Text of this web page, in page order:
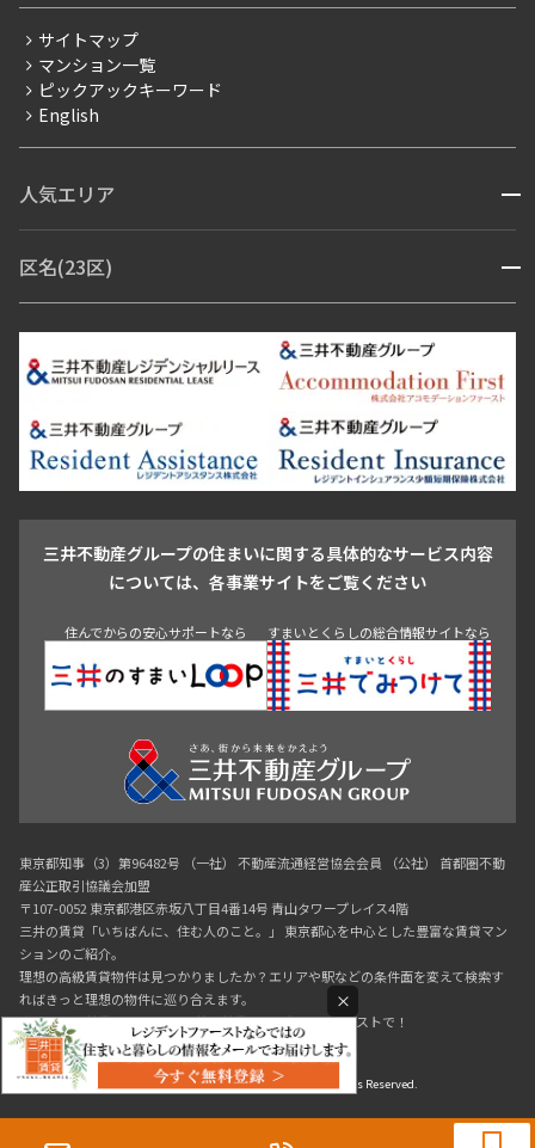
0120-321-719
9:30~18:00（水曜定休）
賃料改定
フリーレント
ペット可
ブランドマンション
サイトマップ
マンション一覧
ピックアックキーワード
English
人気エリア 開閉
青山・表参道・原宿
市ヶ谷・神楽坂・飯田橋
三田・芝・浜松町
芝浦・汐留・品川
月島・勝どき・豊洲
本郷・春日・小石川
目白・高田馬場・早稲田
池尻大橋・三軒茶屋
祐天寺・学芸大学・自由が丘
駒沢・用賀・二子玉川
成城・砧
池袋・板橋・王子
青山 渋谷 東京・大手町 新宿 品川
目黒・中目黒
区名(23区) 開閉
江東区 台東区 墨田区
中野区
豊島区
杉並区 板橋区 練馬区 荒川区
足立区
葛飾区
江戸川区
三井不動産グループの住まいに関する具体的なサービス内容
については、各事業サイトをご覧ください
住んでからの安心サポートなら すまいとくらしの総合情報サイトなら
東京都知事（3）第96482号 （一社） 不動産流通経営協会会員 （公社） 首都圏不動
産公正取引協議会加盟
〒107-0052 東京都港区赤坂八丁目4番14号 青山タワープレイス4階
三井の賃貸「いちばんに、住む人のこと。」 東京都心を中心とした豊富な賃貸マン
ションのご紹介。
理想の高級賃貸物件は見つかりましたか？エリアや駅などの条件面を変えて検索す
ればきっと理想の物件に巡り合えます。
都心の高級賃貸物件探しは[三井の賃貸]レジデントファーストで！
Copyright © RESIDENT FIRST Co.,Ltd. All Rights Reserved.
×